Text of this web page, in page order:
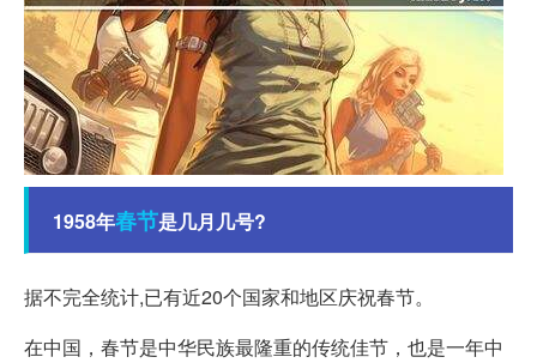
1958年春节是几月几号?
据不完全统计,已有近20个国家和地区庆祝春节。
在中国，春节是中华民族最隆重的传统佳节，也是一年中